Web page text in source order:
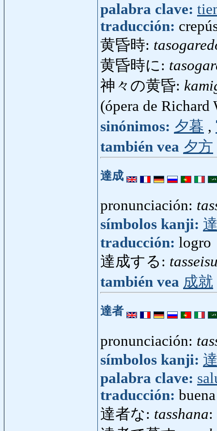
palabra clave:
traducción:
黄昏時:
黄昏時に:
神々の黄昏:
(ópera de
sinónimos: 夕暮 ,
también vea 夕方
達成
pronunciación:
símbolos kanji:
traducción: logro
達成する:
también vea 成就
達者
pronunciación:
símbolos kanji:
palabra clave:
traducción:
達者な: tasshana: